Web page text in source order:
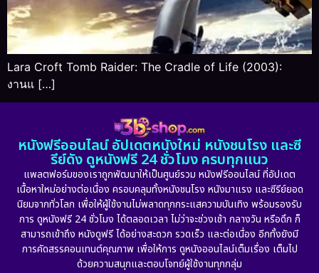
Lara Croft Tomb Raider: The Cradle of Life (2003):
งานแ […]
หนังฟรีออนไลน์ อัปเดตหนังใหม่ หนังชนโรง และซี
รีย์ดัง ดูหนังฟรี 24 ชั่วโมง ครบทุกแนว
แพลตฟอร์มของเราถูกพัฒนาให้เป็นศูนย์รวม หนังฟรีออนไลน์ ที่อัปเดต
เนื้อหาใหม่อย่างต่อเนื่อง ครอบคลุมทั้งหนังชนโรง หนังมาแรง และซีรีย์ยอด
นิยมจากทั่วโลก เพื่อให้ผู้ใช้งานไม่พลาดทุกกระแสความบันเทิง พร้อมรองรับ
การ ดูหนังฟรี 24 ชั่วโมง ได้ตลอดเวลา ไม่ว่าจะช่วงเช้า กลางวัน หรือดึก ก็
สามารถเข้าถึง หนังดูฟรี ได้อย่างสะดวก รวดเร็ว และต่อเนื่อง อีกทั้งยังมี
การคัดสรรคอนเทนต์คุณภาพ เพื่อให้การ ดูหนังออนไลน์เต็มเรื่อง เต็มไป
ด้วยความสนุกและตอบโจทย์ผู้ใช้งานทุกกลุ่ม